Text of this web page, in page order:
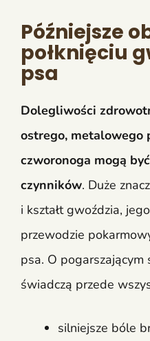
Późniejsze
połknięciu
psa
Dolegliwości
ostrego, metalowego
czworonoga mogą
czynników. Duże
i kształt gwoździa,
przewodzie
psa. O pogarszającym
świadczą przede
silniejsze bóle